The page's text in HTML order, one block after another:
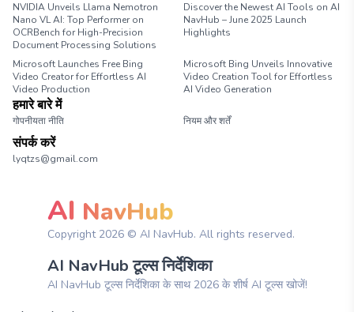
NVIDIA Unveils Llama Nemotron
Nano VL AI: Top Performer on
OCRBench for High-Precision
Document Processing Solutions
Discover the Newest AI Tools on AI
NavHub – June 2025 Launch
Highlights
Microsoft Launches Free Bing
Video Creator for Effortless AI
Video Production
Microsoft Bing Unveils Innovative
Video Creation Tool for Effortless
AI Video Generation
हमारे बारे में
गोपनीयता नीति नियम और शर्तें
संपर्क करें
lyqtzs@gmail.com
AI NavHub
Copyright 2026© AI NavHub. All rights reserved.
AI NavHub टूल्स निर्देशिका
AI NavHub टूल्स निर्देशिका के साथ 2026 के शीर्ष AI टूल्स खोजें!